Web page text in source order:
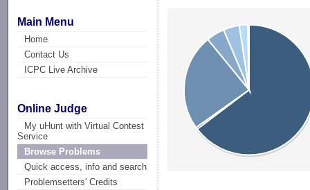
Main Menu
Home
Contact Us
ICPC Live Archive
Online Judge
My uHunt with Virtual Contest
Service
Browse Problems
Quick access, info and search
Problemsetters' Credits